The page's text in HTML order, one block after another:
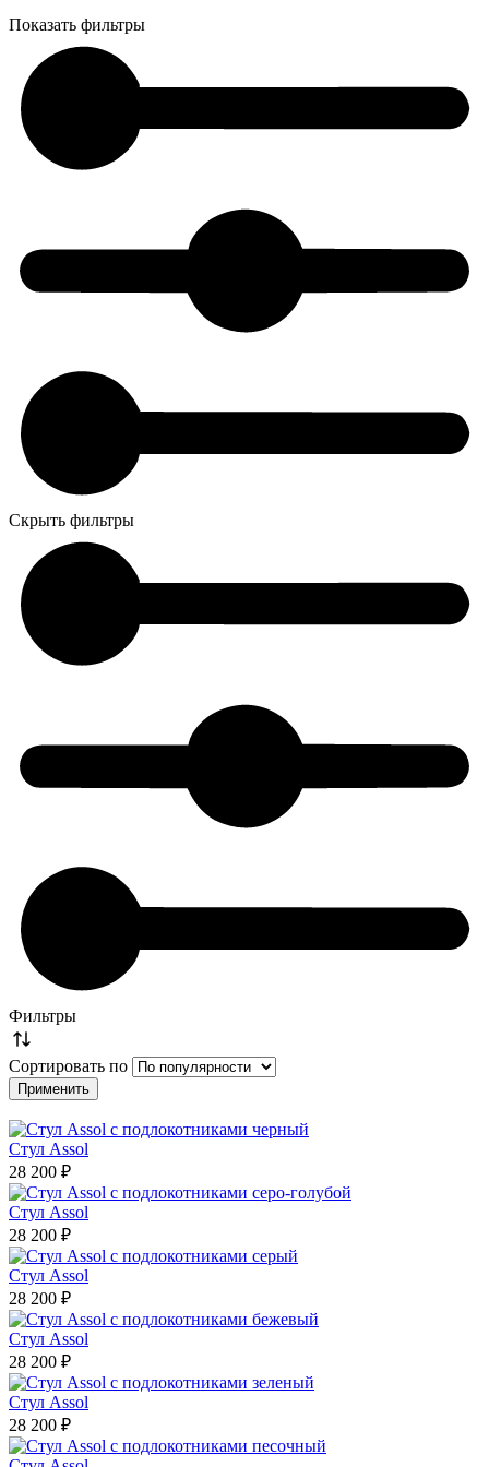
Показать фильтры
Скрыть фильтры
Фильтры
Сортировать по
Стул Assol
28 200 ₽
Стул Assol
28 200 ₽
Стул Assol
28 200 ₽
Стул Assol
28 200 ₽
Стул Assol
28 200 ₽